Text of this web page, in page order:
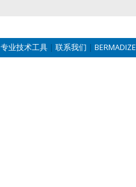
专业技术工具 联系我们 BERMADIZE